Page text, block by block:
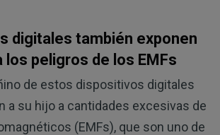
digitales también exponen
los peligros de los EMFs
de estos dispositivos digitales
a su hijo a cantidades excesivas de
(EMFs), que son uno de